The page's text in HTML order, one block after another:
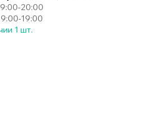
20:00
19:00
1 шт.